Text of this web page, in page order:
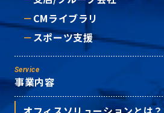
CMライブラリ
スポーツ支援
Service
事業内容